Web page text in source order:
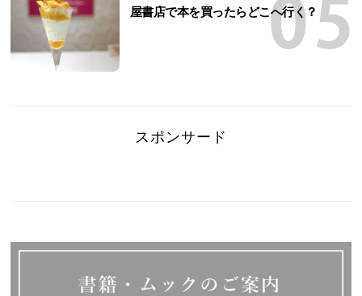
屋書店で本を買ったらどこへ行く？
スポンサード